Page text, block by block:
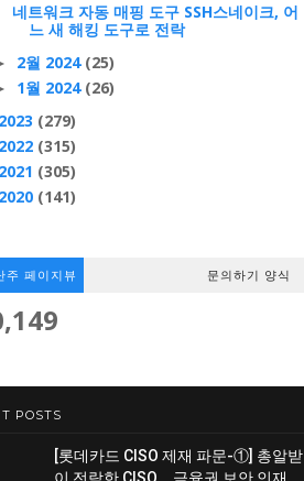
네트워크 자동 매핑 도구 SSH스네이크, 어
느 새 해킹 도구로 전락
2월 2024 (25)
1월 2024 (26)
(279)
(315)
(305)
(141)
주 페이지뷰 문의하기 양식
POSTS
[롯데카드 CISO 제재 파문-①] 총알받